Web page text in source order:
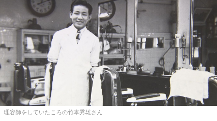
理容師をしていたころの竹本秀雄さん